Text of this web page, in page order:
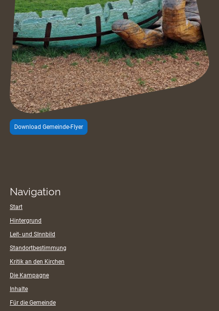
Download Gemeinde-Flyer
Navigation
Start
Hintergrund
Leit- und SInnbild
Standortbestimmung
Kritik an den Kirchen
Die Kampagne
Inhalte
Für die Gemeinde